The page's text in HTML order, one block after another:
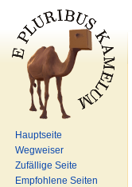
Hauptseite
Wegweiser
Zufällige Seite
Empfohlene Seiten